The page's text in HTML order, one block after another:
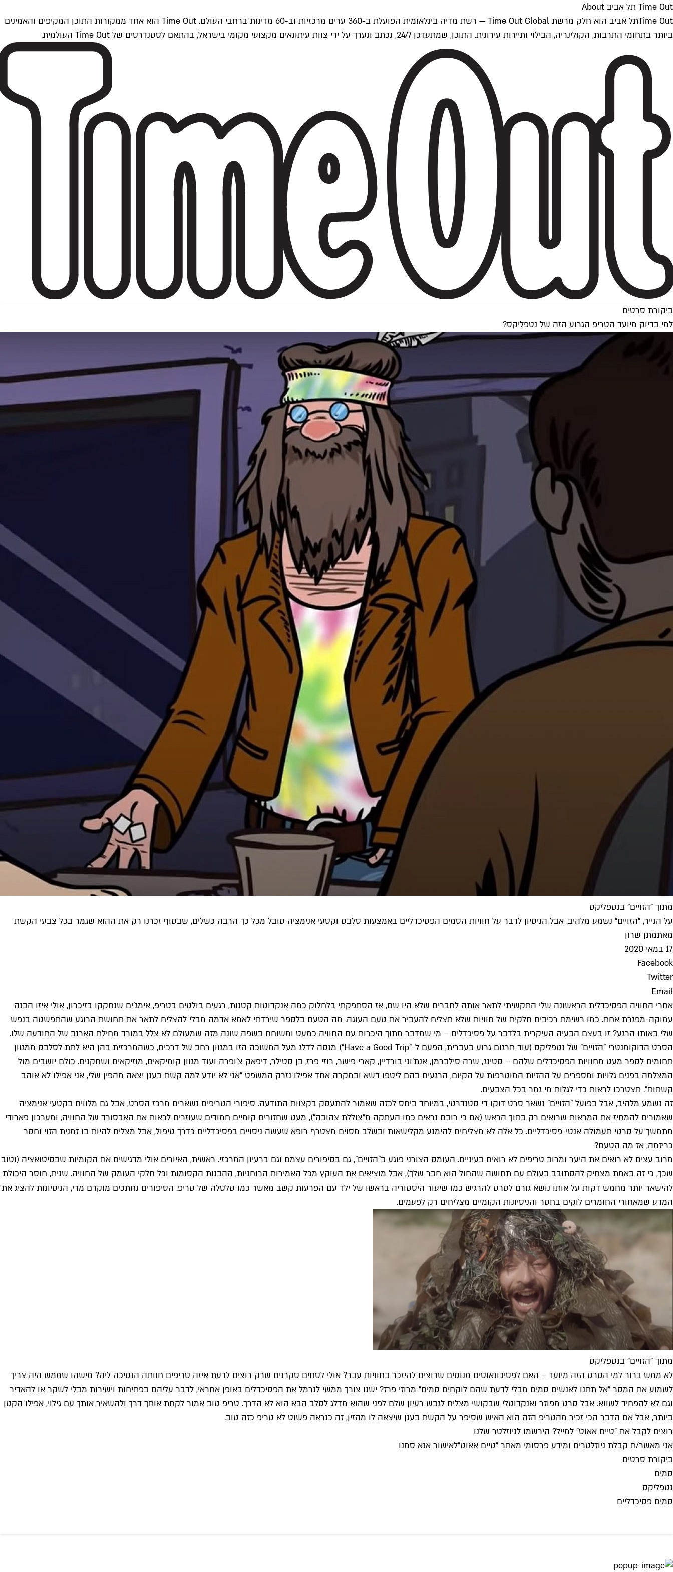
Time Out תל אביב About
Time Outתל אביב הוא חלק מרשת Time Out Global — רשת מדיה בינלאומית הפועלת ב-360 ערים מרכזיות וב-60 מדינות ברחבי העולם. Time Out הוא אחד ממקורות התוכן המקיפים והאמינים
ביותר בתחומי התרבות, הקולינריה, הבילוי ותיירות עירונית. התוכן, שמתעדכן 24/7, נכתב ונערך על ידי צוות עיתונאים מקצועי מקומי בישראל, בהתאם לסטנדרטים של Time Out העולמית.
ביקורת סרטים
למי בדיוק מיועד הטריפ הגרוע הזה של נטפליקס?
מתוך "הזויים" בנטפליקס
על הנייר, "הזויים" נשמע מלהיב. אבל הניסיון לדבר על חוויות הסמים הפסיכדליים באמצעות סלבס וקטעי אנימציה סובל מכל כך הרבה כשלים, שבסוף זכרנו רק את ההוא שגמר בכל צבעי הקשת
מאתמתן שרון
17 במאי 2020
Facebook
Twitter
Email
אחרי החוויה הפסיכדלית הראשונה שלי התקשיתי לתאר אותה לחברים שלא היו שם, אז הסתפקתי בלחלוק כמה אנקדוטות קטנות, רגעים בולטים בטריפ, אימג'ים שנחקקו בזיכרון, אולי איזו הבנה
עמוקה-מפגרת אחת. כמו רשימת רכיבים חלקית של חוויות שלא תצליח להעביר את טעם העוגה. מה הטעם בלספר שירדתי לאמא אדמה מבלי להצליח לתאר את תחושת הרוגע שהתפשטה בנפש
שלי באותו הרגע? זו בעצם הבעיה העיקרית בלדבר על פסיכדלים – מי שמדבר מתוך היכרות עם החוויה כמעט ומשוחח בשפה שונה מזה שמעולם לא צלל במורד מחילת הארנב של התודעה שלו.
הסרט הדוקומנטרי "הזויים" של נטפליקס (עוד תרגום גרוע בעברית, הפעם ל-"Have a Good Trip") מנסה לדלג מעל המשוכה הזו במגוון רחב של דרכים, כשהמרכזית בהן היא לתת לסלבס ממגוון
תחומים לספר מעט מחוויות הפסיכדלים שלהם – סטינג, שרה סילברמן, אנת'וני בורדיין, קארי פישר, רוזי פרז, בן סטילר, דיפאק צ'ופרה ועוד מגוון קומיקאים, מוזיקאים ושחקנים. כולם יושבים מול
המצלמה בפנים גלויות ומספרים על ההזיות המוטרפות על הקיום, הרגעים בהם ליטפו דשא ובמקרה אחד אפילו נזרק המשפט "אני לא יודע למה קשת בענן יצאה מהפין שלי, אני אפילו לא אוהב
קשתות". תצטרכו לראות כדי לגלות מי גמר בכל הצבעים.
זה נשמע מלהיב, אבל בפועל "הזויים" נשאר סרט דוקו די סטנדרטי, במיוחד ביחס לכזה שאמור להתעסק בקצוות התודעה. סיפורי הטריפים נשארים מרכז הסרט, אבל גם מלווים בקטעי אנימציה
שאמורים להמחיז את המראות שרואים רק בתוך הראש (אם כי רובם נראים כמו העתקה מ"צוללת צהובה"), מעט שחזורים קומיים חמודים שעוזרים לראות את האבסורד של החוויה, ומערכון פארודי
מתמשך על סרטי תעמולה אנטי-פסיכדליים. כל אלה לא מצליחים להימנע מקלישאות ובשלב מסוים מצטרף רופא שעשה ניסויים בפסיכדליים כדרך טיפול, אבל מצליח להיות בו זמנית הזוי וחסר
כריזמה, אז מה הטעם?
מרוב עצים לא רואים את היער ומרוב טריפים לא רואים בעיניים. העומס הצורני פוגע ב"הזויים", גם בסיפורים עצמם וגם ברעיון המרכזי. ראשית, האיורים אולי מדגישים את הקומיות שבסיטואציה (וטוב
שכך, כי זה באמת מצחיק להסתובב בעולם עם תחושה שהחול הוא חבר שלך), אבל מוציאים את העוקץ מכל האמירות הרוחניות, ההבנות הקסומות וכל חלקי העומק של החוויה. שנית, חוסר היכולת
להישאר יותר מחמש דקות על אותו נושא גורם לסרט להרגיש כמו שיעור היסטוריה בראשו של ילד עם הפרעות קשב מאשר כמו טלטלה של טריפ. הסיפורים נחתכים מוקדם מדי, הניסיונות להציג את
המדע שמאחורי החומרים לוקים בחסר והניסיונות הקומיים מצליחים רק לפעמים.
מתוך "הזויים" בנטפליקס
לא ממש ברור למי הסרט הזה מיועד – האם לפסיכונאוטים מנוסים שרוצים להיזכר בחוויות עבר? אולי לסחים סקרנים שרק רוצים לדעת איזה טריפים חוותה הנסיכה ליה? מישהו שממש היה צריך
לשמוע את המסר "אל תתנו לאנשים סמים מבלי לדעת שהם לוקחים סמים" מרוזי פרז? ישנו צורך ממשי לנרמל את הפסיכדלים באופן אחראי, לדבר עליהם בפתיחות וישירות מבלי לשקר או להאדיר
וגם לא להפחיד לשווא. אבל סרט מפוזר ואנקדוטלי שבקושי מצליח לגבש רעיון שלם לפני שהוא מדלג לסלב הבא הוא לא הדרך. טריפ טוב אמור לקחת אותך דרך ולהשאיר אותך עם גילוי, אפילו הקטן
ביותר, אבל אם הדבר הכי זכיר מהטריפ הזה הוא האיש שסיפר על הקשת בענן שיצאה לו מהזין, זה כנראה פשוט לא טריפ כזה טוב.
רוצים לקבל את ״טיים אאוט״ למייל? הירשמו לניוזלטר שלנו
אני מאשר/ת קבלת ניוזלטרים ומידע פרסומי מאתר ״טיים אאוט״לאישור אנא סמנו
ביקורת סרטים
סמים
נטפליקס
סמים פסיכדליים